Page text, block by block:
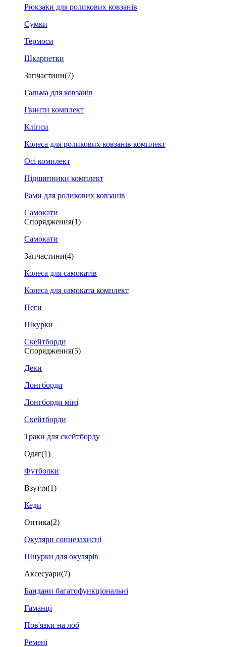
Рюкзаки для роликових ковзанів
Сумки
Термоси
Шкарпетки
Запчастини(7)
Гальма для ковзанів
Гвинти комплект
Кліпси
Колеса для роликових ковзанів комплект
Осі комплект
Підшипники комплект
Рами для роликових ковзанів
Самокати
Спорядження(1)
Самокати
Запчастини(4)
Колеса для самокатів
Колеса для самоката комплект
Пеги
Шкурки
Скейтборди
Спорядження(5)
Деки
Лонгборди
Лонгборди міні
Скейтборди
Траки для скейтборду
Одяг(1)
Футболки
Взуття(1)
Кеди
Оптика(2)
Окуляри сонцезахисні
Шнурки для окулярів
Аксесуари(7)
Бандани багатофункціональні
Гаманці
Пов'язки на лоб
Ремені